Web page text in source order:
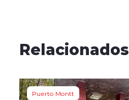
Relacionados
Puerto Montt